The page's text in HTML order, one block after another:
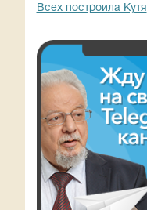
Всех построила Кутя